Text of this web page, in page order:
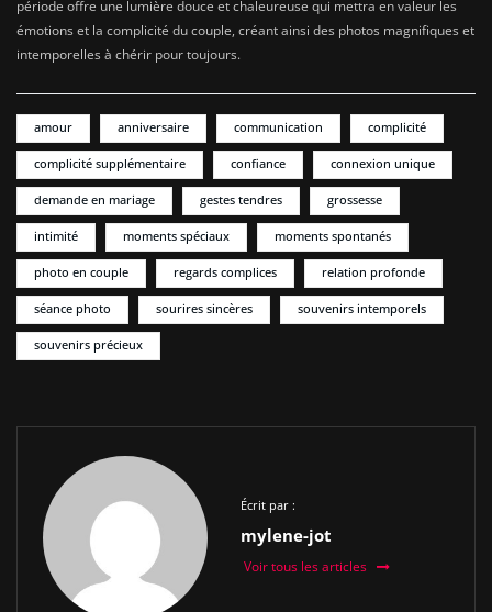
période offre une lumière douce et chaleureuse qui mettra en valeur les
émotions et la complicité du couple, créant ainsi des photos magnifiques et
intemporelles à chérir pour toujours.
amour anniversaire communication complicité
complicité supplémentaire confiance connexion unique
demande en mariage gestes tendres grossesse
intimité moments spéciaux moments spontanés
photo en couple regards complices relation profonde
séance photo sourires sincères souvenirs intemporels
souvenirs précieux
Écrit par :
mylene-jot
Voir tous les articles